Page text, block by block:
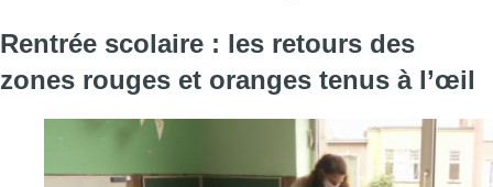
Rentrée scolaire : les retours des
zones rouges et oranges tenus à l’œil